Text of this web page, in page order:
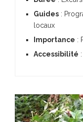
Guides :
locaux
Importance :
Accessibilité